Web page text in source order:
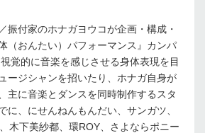
振付家のホナガヨウコが企画・構成・
（おんたい）パフォーマンス』カンパ
覚的に音楽を感じさせる身体表現を目
ージシャンを招いたり、ホナガ自身が
主に音楽とダンスを同時制作するスタ
に、にせんねんもんだい、サンガツ、
木下美紗都、環ROY、さよならポニー